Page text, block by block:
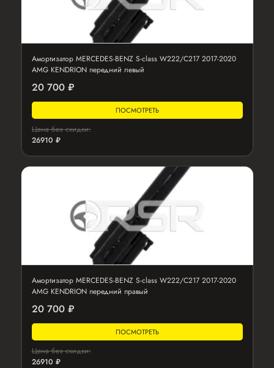
Амортизатор MERCEDES-BENZ S-class W222/C217 2017-2020
AMG KENDRION передний левый
20 700 ₽
ПОСМОТРЕТЬ
Цена без скидки:
26910 ₽
Амортизатор MERCEDES-BENZ S-class W222/C217 2017-2020
AMG KENDRION передний правый
20 700 ₽
ПОСМОТРЕТЬ
Цена без скидки:
26910 ₽